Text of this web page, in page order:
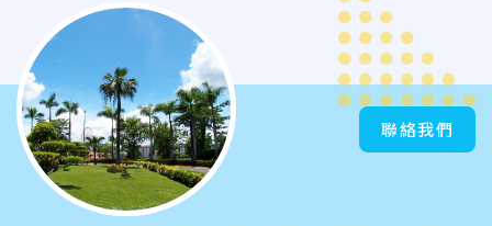
聯絡我們